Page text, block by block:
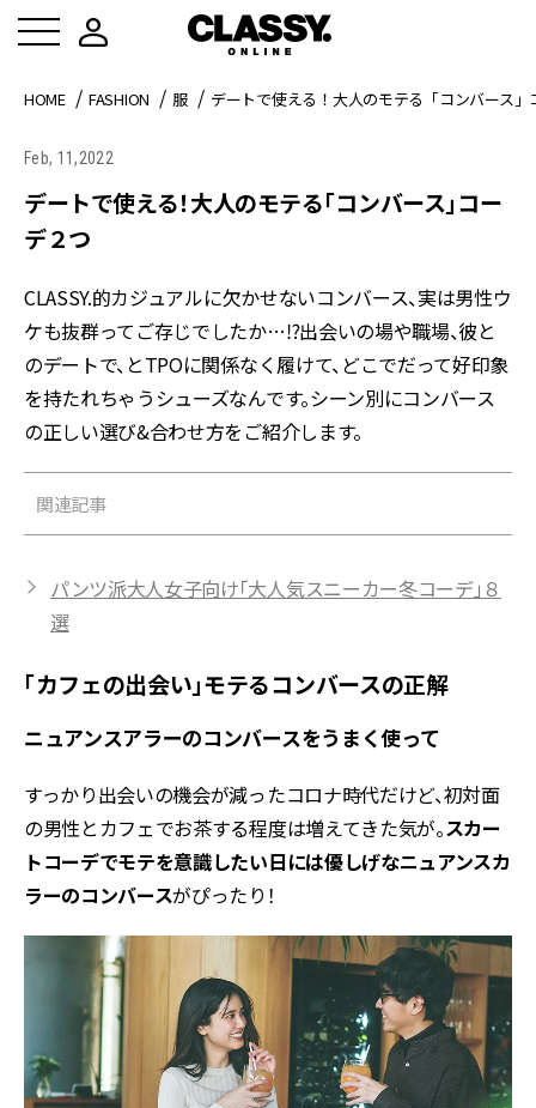
HOME FASHION 服 デートで使える！大人のモテる「コンバース」
Feb, 11,2022
デートで使える！大人のモテる「コンバース」コー
デ２つ
CLASSY.的カジュアルに欠かせないコンバース、実は男性ウ
ケも抜群ってご存じでしたか…⁉出会いの場や職場、彼と
のデートで、とTPOに関係なく履けて、どこでだって好印象
を持たれちゃうシューズなんです。シーン別にコンバース
の正しい選び&合わせ方をご紹介します。
関連記事
パンツ派大人女子向け「大人気スニーカー冬コーデ」８
選
「カフェの出会い」モテるコンバースの正解
ニュアンスアラーのコンバースをうまく使って
すっかり出会いの機会が減ったコロナ時代だけど、初対面
の男性とカフェでお茶する程度は増えてきた気が。スカー
トコーデでモテを意識したい日には優しげなニュアンスカ
ラーのコンバースがぴったり！